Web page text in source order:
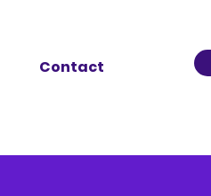
Contact